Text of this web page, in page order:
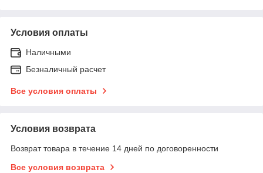
Условия оплаты
Наличными
Безналичный расчет
Все условия оплаты
Условия возврата
Возврат товара в течение 14 дней по договоренности
Все условия возврата